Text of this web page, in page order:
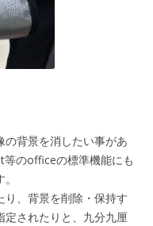
の背景を消したい事があ
のofficeの標準機能にも
、背景を削除・保持す
定されたりと、九分九厘